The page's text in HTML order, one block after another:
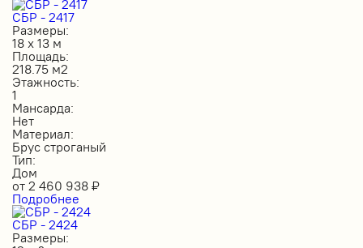
СБР - 2417
Размеры:
18 х 13 м
Площадь:
218.75 м2
Этажность:
1
Мансарда:
Нет
Материал:
Брус строганый
Тип:
Дом
от 2 460 938 ₽
Подробнее
СБР - 2424
Размеры: